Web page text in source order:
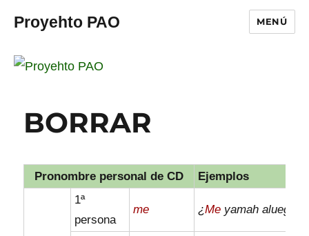
Proyehto PAO MENÚ
BORRAR
Pronombre personal de CD Ejemplos
1ª
persona
me ¿Me yamah aluego?